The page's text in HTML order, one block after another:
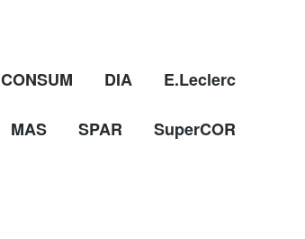
CONSUM DIA E.Leclerc
MAS SPAR SuperCOR